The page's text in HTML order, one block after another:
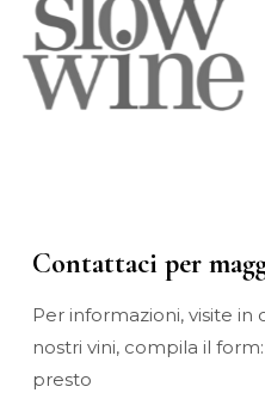
Contattaci per
Per informazioni, visite in
nostri vini, compila il
presto